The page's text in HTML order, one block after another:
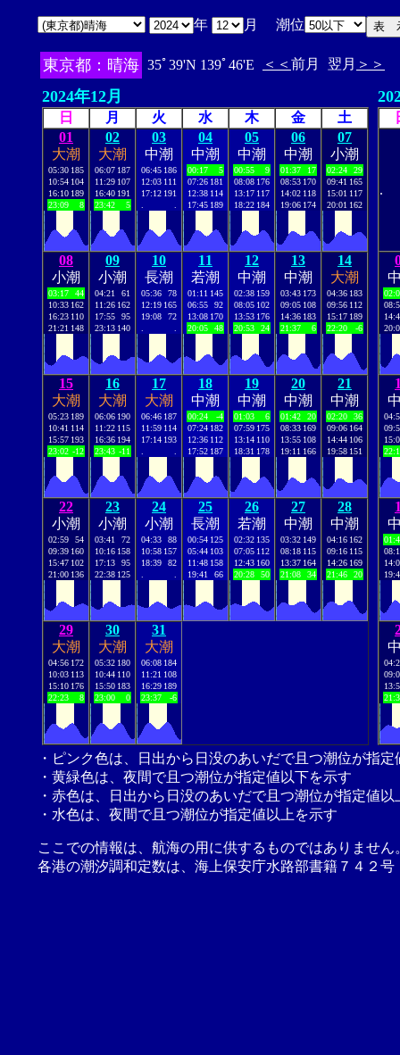
年 月 潮位
東京都：晴海 35ﾟ39'N 139ﾟ46'E ＜＜ 前月 翌月 ＞＞
2024年12月
日 月 火 水 木 金
土
01
大潮
05:30 185
10:54 104
16:10 189
23:09
8
02
大潮
06:07 187
11:29 107
16:40 191
23:42
5
03
中潮
06:45 186
12:03 111
17:12 191
04
中潮
00:17
5
07:26 181
12:38 114
17:45 189
05
中潮
00:55
9
08:08 176
13:17 117
18:22 184
06
中潮
01:37
17
08:53 170
14:02 118
19:06 174
07
小潮
02:24
29
09:41 165
15:01 117
20:01 162
08
小潮
03:17
44
10:33 162
16:23 110
21:21 148
09
小潮
04:21
61
11:26 162
17:55
95
23:13 140
10
長潮
05:36
78
12:19 165
19:08
72
11
若潮
01:11 145
06:55
92
13:08 170
20:05
48
12
中潮
02:38 159
08:05 102
13:53 176
20:53
24
13
中潮
03:43 173
09:05 108
14:36 183
21:37
6
14
大潮
04:36 183
09:56 112
15:17 189
22:20
-6
15
大潮
05:23 189
10:41 114
15:57 193
23:02 -12
16
大潮
06:06 190
11:22 115
16:36 194
23:43 -11
17
大潮
06:46 187
11:59 114
17:14 193
18
中潮
00:24
-4
07:24 182
12:36 112
17:52 187
19
中潮
01:03
6
07:59 175
13:14 110
18:31 178
20
中潮
01:42
20
08:33 169
13:55 108
19:11 166
21
中潮
02:20
36
09:06 164
14:44 106
19:58 151
22
小潮
02:59
54
09:39 160
15:47 102
21:00 136
23
小潮
03:41
72
10:16 158
17:13
95
22:38 125
24
小潮
04:33
88
10:58 157
18:39
82
25
長潮
00:54 125
05:44 103
11:48 158
19:41
66
26
若潮
02:32 135
07:05 112
12:43 160
20:28
50
27
中潮
03:32 149
08:18 115
13:37 164
21:08
34
28
中潮
04:16 162
09:16 115
14:26 169
21:46
20
29
大潮
04:56 172
10:03 113
15:10 176
22:23
8
30
大潮
05:32 180
10:44 110
15:50 183
23:00
0
31
大潮
06:08 184
11:21 108
16:29 189
23:37
-6
.
・ピンク色は、日出から日没のあいだで且つ潮位が指
・黄緑色は、夜間で且つ潮位が指定値以下を示す
・赤色は、日出から日没のあいだで且つ潮位が指定値以
・水色は、夜間で且つ潮位が指定値以上を示す
ここでの情報は、航海の用に供するものではありませ
各港の潮汐調和定数は、海上保安庁水路部書籍７４２